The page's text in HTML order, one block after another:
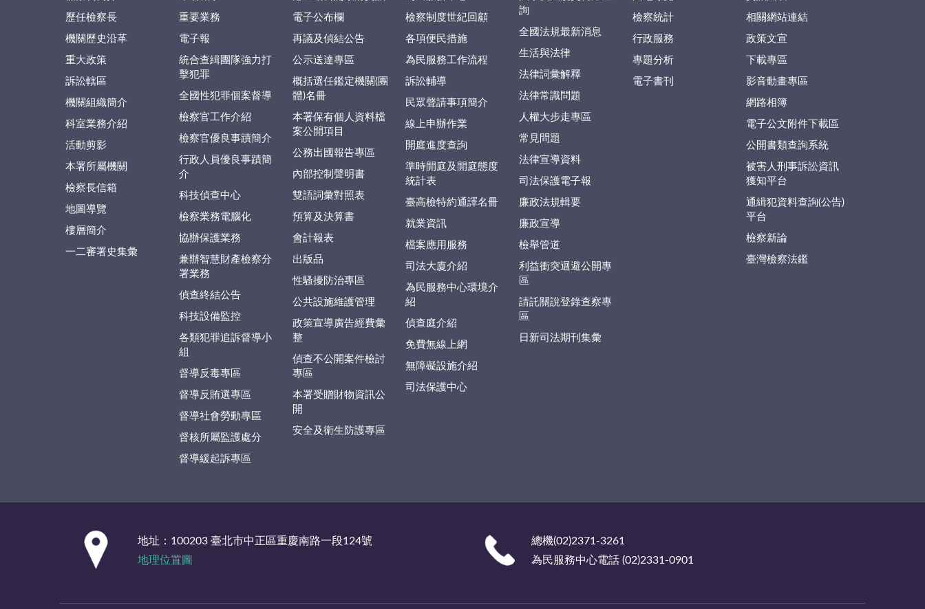
歷任檢察長
機關歷史沿革
重大政策
訴訟轄區
機關組織簡介
科室業務介紹
活動剪影
本署所屬機關
檢察長信箱
地圖導覽
樓層簡介
一二審署史集彙
重要業務
電子報
統合查緝團隊強力打
擊犯罪
全國性犯罪個案督導
檢察官工作介紹
檢察官優良事蹟簡介
行政人員優良事蹟簡
介
科技偵查中心
檢察業務電腦化
協辦保護業務
兼辦智慧財產檢察分
署業務
偵查終結公告
科技設備監控
各類犯罪追訴督導小
組
督導反毒專區
督導反賄選專區
督導社會勞動專區
督核所屬監護處分
督導緩起訴專區
電子公布欄
再議及偵結公告
公示送達專區
概括選任鑑定機關(團
體)名冊
本署保有個人資料檔
案公開項目
公務出國報告專區
內部控制聲明書
雙語詞彙對照表
預算及決算書
會計報表
出版品
性騷擾防治專區
公共設施維護管理
政策宣導廣告經費彙
整
偵查不公開案件檢討
專區
本署受贈財物資訊公
開
安全及衛生防護專區
檢察制度世紀回顧
各項便民措施
為民服務工作流程
訴訟輔導
民眾聲請事項簡介
線上申辦作業
開庭進度查詢
準時開庭及開庭態度
統計表
臺高檢特約通譯名冊
就業資訊
檔案應用服務
司法大廈介紹
為民服務中心環境介
紹
偵查庭介紹
免費無線上網
無障礙設施介紹
司法保護中心
詢
全國法規最新消息
生活與法律
法律詞彙解釋
法律常識問題
人權大步走專區
常見問題
法律宣導資料
司法保護電子報
廉政法規輯要
廉政宣導
檢舉管道
利益衝突迴避公開專
區
請託關說登錄查察專
區
日新司法期刊集彙
檢察統計
行政服務
專題分析
電子書刊
相關網站連結
政策文宣
下載專區
影音動畫專區
網路相簿
電子公文附件下載區
公開書類查詢系統
被害人刑事訴訟資訊
獲知平台
通緝犯資料查詢(公告)
平台
檢察新論
臺灣檢察法鑑
地址：100203 臺北市中正區重慶南路一段124號
地理位置圖
總機(02)2371-3261
為民服務中心電話 (02)2331-0901